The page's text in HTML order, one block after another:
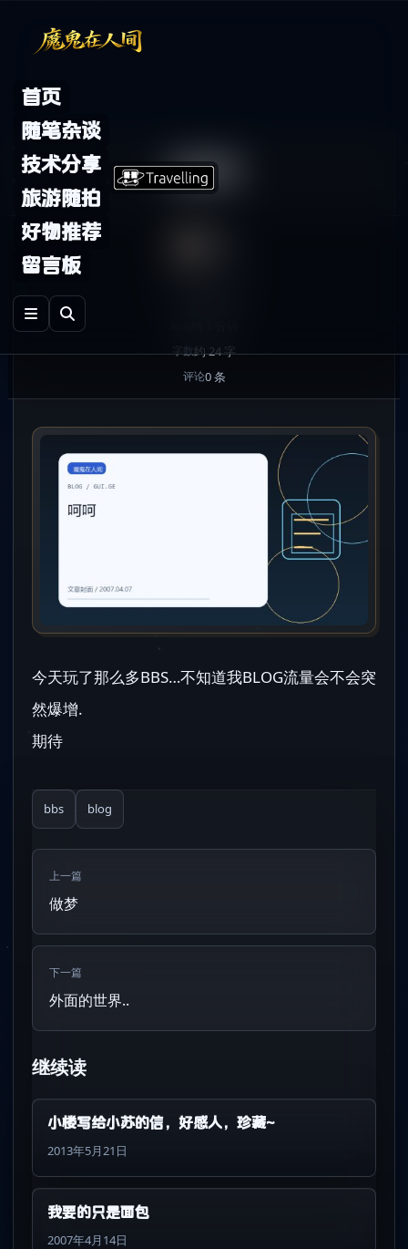
首页
随笔杂谈
技术分享
旅游随拍
好物推荐
留言板
呵呵
字数约 24 字
评论0 条
今天玩了那么多BBS…不知道我BLOG流量会不会突
然爆增.
期待
bbs blog
上一篇
做梦
下一篇
外面的世界..
继续读
小楼写给小苏的信，好感人，珍藏~
2013年5月21日
我要的只是面包
2007年4月14日